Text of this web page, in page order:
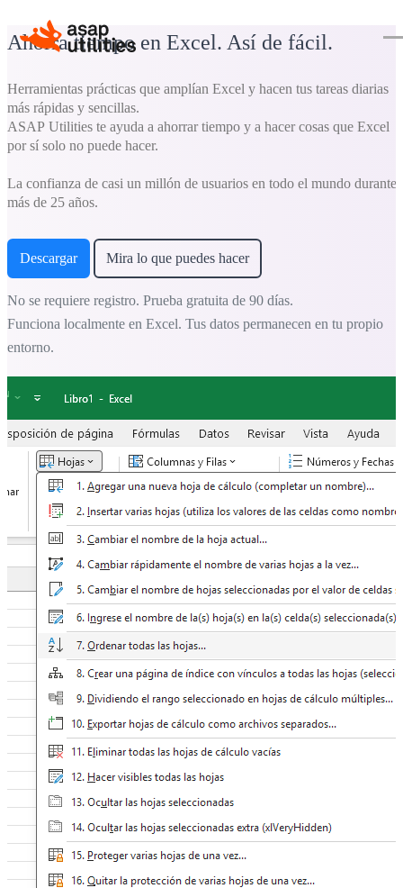
Ahorra tiempo en Excel. Así de fácil.
Herramientas prácticas que amplían Excel y hacen tus tareas diarias
más rápidas y sencillas.
ASAP Utilities te ayuda a ahorrar tiempo y a hacer cosas que Excel
por sí solo no puede hacer.
La confianza de casi un millón de usuarios en todo el mundo durante
más de 25 años.
Descargar Mira lo que puedes hacer
No se requiere registro. Prueba gratuita de 90 días.
Funciona localmente en Excel. Tus datos permanecen en tu propio
entorno.